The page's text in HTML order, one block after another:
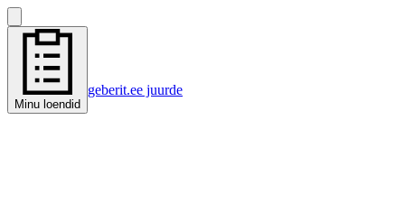
Minu loendid
geberit.ee juurde